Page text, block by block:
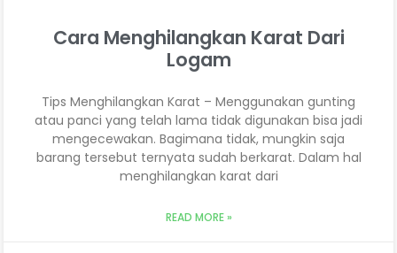
Cara Menghilangkan Karat Dari
Logam
Tips Menghilangkan Karat – Menggunakan gunting
atau panci yang telah lama tidak digunakan bisa jadi
mengecewakan. Bagimana tidak, mungkin saja
barang tersebut ternyata sudah berkarat. Dalam hal
menghilangkan karat dari
READ MORE »